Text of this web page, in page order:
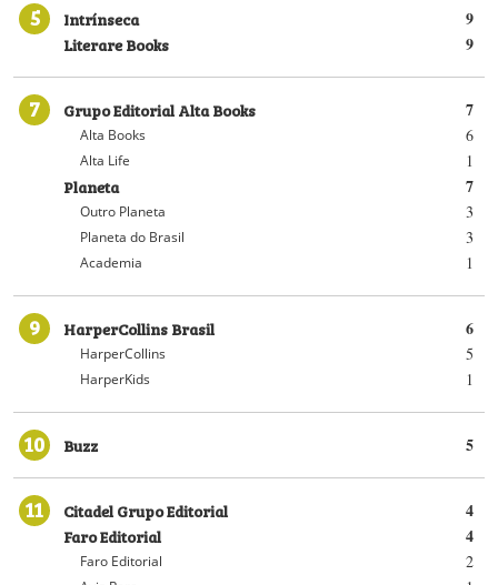
5 9
Intrínseca
9
Literare Books
7 7
Grupo Editorial Alta Books
6
Alta Books
1
Alta Life
7
Planeta
3
Outro Planeta
3
Planeta do Brasil
1
Academia
9 6
HarperCollins Brasil
5
HarperCollins
1
HarperKids
10 5
Buzz
11 4
Citadel Grupo Editorial
4
Faro Editorial
2
Faro Editorial